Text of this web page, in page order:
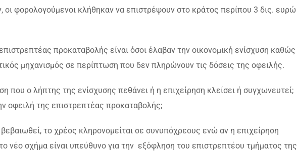
οι φορολογούμενοι κλήθηκαν να επιστρέψουν στο κράτος περίπου 3 δις. ευρώ
προκαταβολής είναι όσοι έλαβαν την οικονομική ενίσχυση καθώς
μηχανισμός σε περίπτωση που δεν πληρώνουν τις δόσεις της οφειλής.
που ο λήπτης της ενίσχυσης πεθάνει ή η επιχείρηση κλείσει ή συγχωνευτεί;
οφειλή της επιστρεπτέας προκαταβολής;
το χρέος κληρονομείται σε συνυπόχρεους ενώ αν η επιχείρηση
νέο σχήμα είναι υπεύθυνο για την εξόφληση του επιστρεπτέου τμήματος της